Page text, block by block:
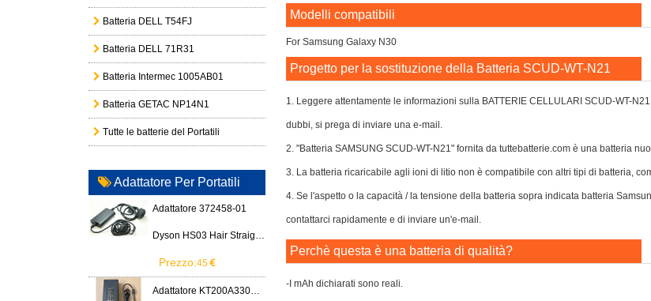
Modelli compatibili
For Samsung Galaxy N30
Progetto per la sostituzione della Batteria SCUD-WT-N21
1. Leggere attentamente le informazioni sulla BATTERIE CELLULARI SCUD-WT-
dubbi, si prega di inviare una e-mail.
2. "Batteria SAMSUNG SCUD-WT-N21" fornita da tuttebatterie.com è una batteria
3. La batteria ricaricabile agli ioni di litio non è compatibile con altri tipi di batteria,
4. Se l'aspetto o la capacità / la tensione della batteria sopra indicata batteria
contattarci rapidamente e di inviare un'e-mail.
Perchè questa è una batteria di qualità?
-I mAh dichiarati sono reali.
Batteria DELL T54FJ
Batteria DELL 71R31
Batteria Intermec 1005AB01
Batteria GETAC NP14N1
Tutte le batterie del Portatili
Adattatore Per Portatili
Adattatore 372458-01
Dyson HS03 Hair Straightener
Prezzo:45
Adattatore KT200A3300666B3